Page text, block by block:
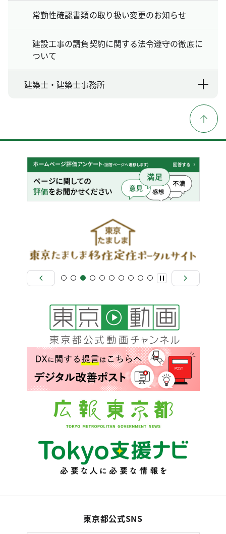
常勤性確認書類の取り扱い変更のお知らせ
建設工事の請負契約に関する法令遵守の徹底に
ついて
建築士・建築士事務所
東京都公式SNS